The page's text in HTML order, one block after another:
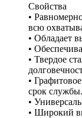
Свойства
•
всю
• Обладает
•
• Твердое
•
срок службы.
•
• Широкий